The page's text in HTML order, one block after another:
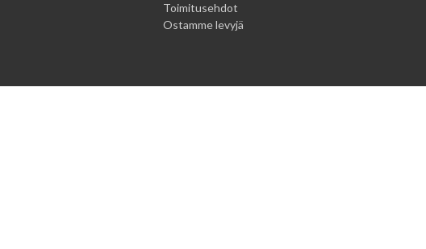
Toimitusehdot
Ostamme levyjä